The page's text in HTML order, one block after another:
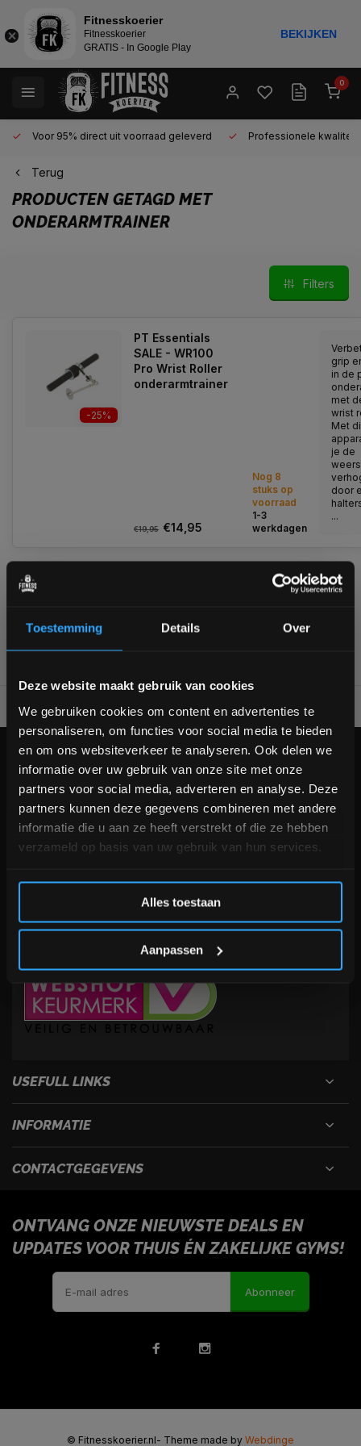
Toestemming Details Over
Deze website maakt gebruik van cookies
We gebruiken cookies om content en advertenties te
personaliseren, om functies voor social media te bieden
en om ons websiteverkeer te analyseren. Ook delen we
informatie over uw gebruik van onze site met onze
partners voor social media, adverteren en analyse. Deze
partners kunnen deze gegevens combineren met andere
informatie die u aan ze heeft verstrekt of die ze hebben
verzameld op basis van uw gebruik van hun services.
Alles toestaan
Aanpassen
0
Voor 95% direct uit voorraad geleverd Professionele kwaliteit
Terug
PRODUCTEN GETAGD MET
ONDERARMTRAINER
Filters
-25%
PT Essentials
SALE - WR100
Pro Wrist Roller
onderarmtrainer
€19,95 €14,95
Nog 8
stuks op
voorraad
1-3
werkdagen
grip
in de
met
wrist
Met
je de
door
...
Voor 95% direct uit voorraad geleverd Professionele
Veelgestelde vragen
+31 (0)24 645 1309
info@fitnesskoerier.nl
USEFULL LINKS
INFORMATIE
CONTACTGEGEVENS
ONTVANG ONZE NIEUWSTE DEALS EN
UPDATES VOOR THUIS ÉN ZAKELIJKE GYMS!
Abonneer
© Fitnesskoerier.nl- Theme made by Webdinge
Bam! 5% korting op je volgende
Schrijf je in voor onze nieuwsbrief om op de hoogte te
blijven over onze nieuwe producten, deals en meer
interessante info. Ontvang 5% korting op je eerstvolgende
aankoop! 😀
Inschrijven
*Verzendkosten vallen buiten de korting
Fitnesskoerier
Fitnesskoerier
GRATIS - In Google Play
BEKIJKEN